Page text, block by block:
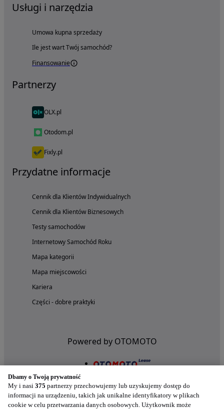
Usługi i narzędzia
Umowa kupna sprzedaży
Ile jest wart Twój samochód?
Finansowanie
Partnerzy
OLX.pl
Otodom.pl
Fixly.pl
Przydatne informacje
Cennik dla Klientów Indywidualnych
Cennik dla Klientów Biznesowych
Testy samochodów
Internetowy Samochód Roku
Mapa kategorii
Mapa miejscowości
Kariera
Części - dobre praktyki
Powered by OTOMOTO
Dbamy o Twoją prywatność
My i nasi 375 partnerzy przechowujemy lub uzyskujemy dostęp do
informacji na urządzeniu, takich jak unikalne identyfikatory w plikach
cookie w celu przetwarzania danych osobowych. Użytkownik może